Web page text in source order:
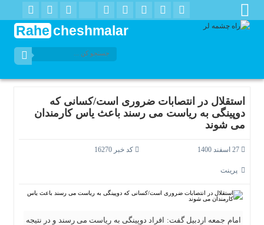
Rahe cheshmalar
استقلال در انتصابات ضروری است/کسانی که
دوپینگی به ریاست می رسند باعث یاس کارمندان
می شوند
کد خبر 16270
پرینت
امام جمعه اردبیل گفت: افراد دوپینگی به ریاست می رسند و در نتیجه